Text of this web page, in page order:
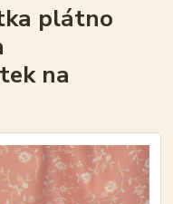
plátno
na